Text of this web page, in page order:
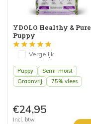
YDOLO Healthy & Pure
Puppy
Vergelijk
Puppy
Semi-moist
Graanvrij
75% vlees
€24,95
Incl. btw